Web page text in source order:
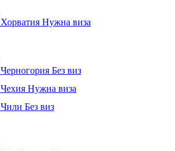
Хорватия Нужна виза
Черногория Без виз
Чехия Нужна виза
Чили Без виз